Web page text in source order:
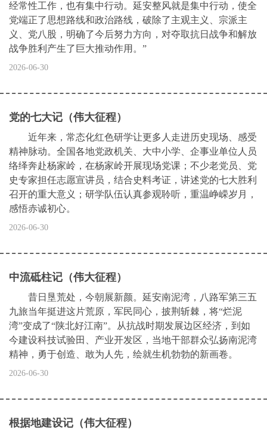
经常性工作，也有集中行动。延安整风就是集中行动，使全
党端正了思想路线和政治路线，破除了主观主义、宗派主
义、党八股，明确了今后努力方向，对夺取抗日战争和解放
战争胜利产生了巨大推动作用。”
2026-06-30
党的七大记（伟大征程）
近年来，常态化红色研学让更多人走进历史现场、感受
精神脉动。全国各地党政机关、大中小学、企事业单位人员
络绎奔赴杨家岭，在杨家岭开展现场党课；不少老党员、党
史专家担任志愿宣讲员，结合史料考证，讲述党的七大胜利
召开的重大意义；研学队伍认真参观聆听，重温峥嵘岁月，
感悟赤诚初心。
2026-06-30
中流砥柱记（伟大征程）
昔日垦荒处，今朝展新颜。延安南泥湾，八路军第三五
九旅当年挺进这片荒原，军民同心，披荆斩棘，将“烂泥
湾”变成了“陕北好江南”。从抗战时期发展边区经济，到如
今建设科技试验田、产业开发区，当地干部群众弘扬南泥湾
精神，勇于创造、敢为人先，绘就生机勃勃的新画卷。
2026-06-30
根据地建设记（伟大征程）